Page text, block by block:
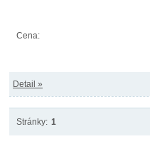
Cena:
Detail »
Stránky: 1